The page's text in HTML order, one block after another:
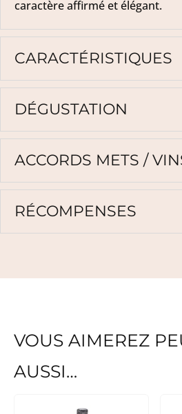
caractère affirmé et élégant.
CARACTÉRISTIQUES
DÉGUSTATION
ACCORDS METS /
RÉCOMPENSES
VOUS AIMEREZ
AUSSI…